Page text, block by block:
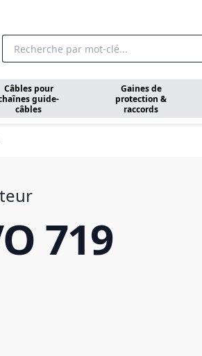
Câbles pour
guide-
câbles
Gaines de
protection &
raccords
719